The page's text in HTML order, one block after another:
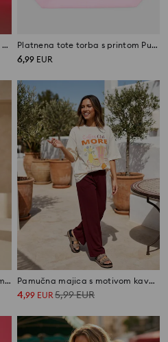
Flanelna tote torba u kariranom uzorku s printom medvjedića Platnena tote torba s printom Pusheen The Cat
6,99 EUR
Midi haljina s naborima i volanima u kariranom uzorku Pamučna majica s motivom kave i natpisom „Coffee Club More”
4,99 EUR5,99EUR